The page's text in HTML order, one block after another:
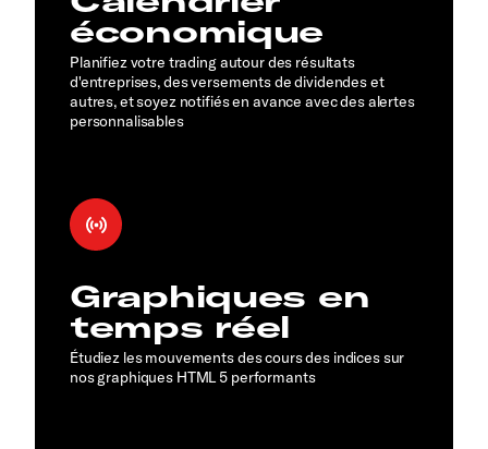
économique
Planifiez votre trading autour des résultats
d'entreprises, des versements de dividendes et
autres, et soyez notifiés en avance avec des alertes
personnalisables
Graphiques en
temps réel
Étudiez les mouvements des cours des indices sur
nos graphiques HTML 5 performants